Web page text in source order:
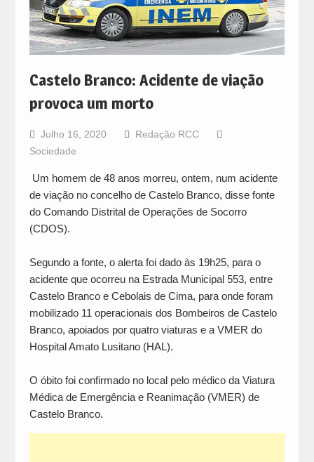
Castelo Branco: Acidente de viação
provoca um morto
Julho 16, 2020
Redação RCC
Sociedade
Um homem de 48 anos morreu, ontem, num acidente
de viação no concelho de Castelo Branco, disse fonte
do Comando Distrital de Operações de Socorro
(CDOS).
Segundo a fonte, o alerta foi dado às 19h25, para o
acidente que ocorreu na Estrada Municipal 553, entre
Castelo Branco e Cebolais de Cima, para onde foram
mobilizado 11 operacionais dos Bombeiros de Castelo
Branco, apoiados por quatro viaturas e a VMER do
Hospital Amato Lusitano (HAL).
O óbito foi confirmado no local pelo médico da Viatura
Médica de Emergência e Reanimação (VMER) de
Castelo Branco.